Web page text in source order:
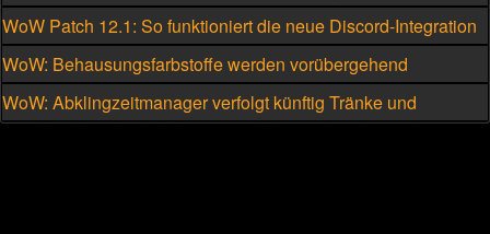
WoW Patch 12.1: So funktioniert die neue Discord-Integration
WoW: Behausungsfarbstoffe werden vorübergehend
kriegsmeutengebunden
WoW: Abklingzeitmanager verfolgt künftig Tränke und
Schmuckstücke